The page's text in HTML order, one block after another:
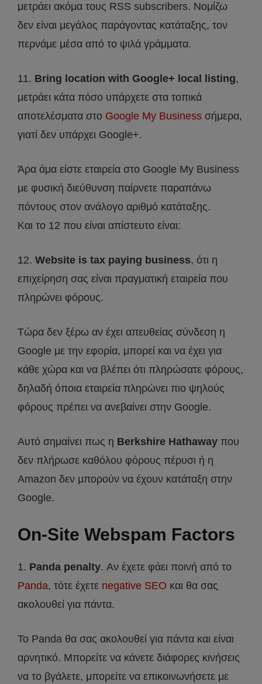
μετράει ακόμα τους RSS subscribers. Νομίζω
δεν είναι μεγάλος παράγοντας κατάταξης, τον
περνάμε μέσα από το ψιλά γράμματα.
11. Bring location with Google+ local listing,
μετράει κάτα πόσο υπάρχετε στα τοπικά
αποτελέσματα στο Google My Business σήμερα,
γιατί δεν υπάρχει Google+.
Άρα άμα είστε εταιρεία στο Google My Business
με φυσική διεύθυνση παίρνετε παραπάνω
πόντους στον ανάλογο αριθμό κατάταξης.
Και το 12 που είναι απίστευτο είναι:
12. Website is tax paying business, ότι η
επιχείρηση σας είναι πραγματική εταιρεία που
πληρώνει φόρους.
Τώρα δεν ξέρω αν έχει απευθείας σύνδεση η
Google με την εφορία, μπορεί και να έχει για
κάθε χώρα και να βλέπει ότι πληρώσατε φόρους,
δηλαδή όποια εταιρεία πληρώνει πιο ψηλούς
φόρους πρέπει να ανεβαίνει στην Google.
Αυτό σημαίνει πως η Berkshire Hathaway που
δεν πλήρωσε καθόλου φόρους πέρυσι ή η
Amazon δεν μπορούν να έχουν κατάταξη στην
Google.
On-Site Webspam Factors
1. Panda penalty. Αν έχετε φάει ποινή από το
Panda, τότε έχετε negative SEO και θα σας
ακολουθεί για πάντα.
Το Panda θα σας ακολουθεί για πάντα και είναι
αρνητικό. Μπορείτε να κάνετε διάφορες κινήσεις
να το βγάλετε, μπορείτε να επικοινωνήσετε με